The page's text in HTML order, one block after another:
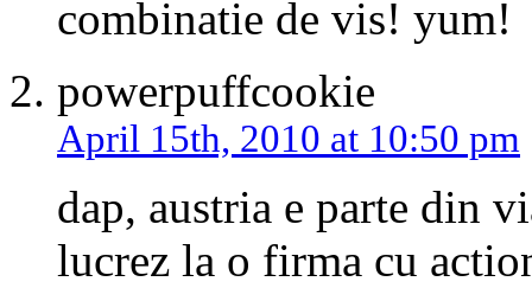
combinatie de vis! yum!
powerpuffcookie
April 15th, 2010 at 10:50 pm
dap, austria e parte din
lucrez la o firma cu